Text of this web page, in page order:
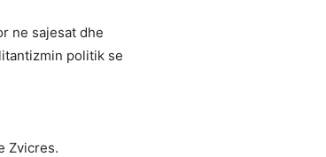
ne sajesat dhe
politik se
Zvicres.